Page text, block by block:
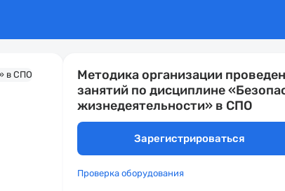
Методика организации
занятий по дисциплине
жизнедеятельности» в СПО
Зарегистрироваться
Проверка оборудования